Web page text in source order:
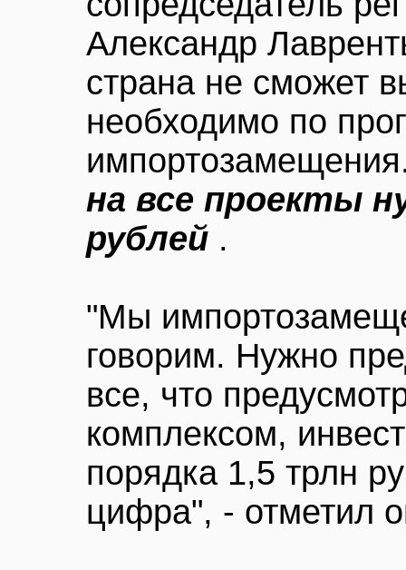
Александр
страна не сможет
необходимо по
на все проекты
рублей .
"Мы
говорим. Нужно
все, что
комплексом,
порядка 1,5 трлн
цифра", - отметил